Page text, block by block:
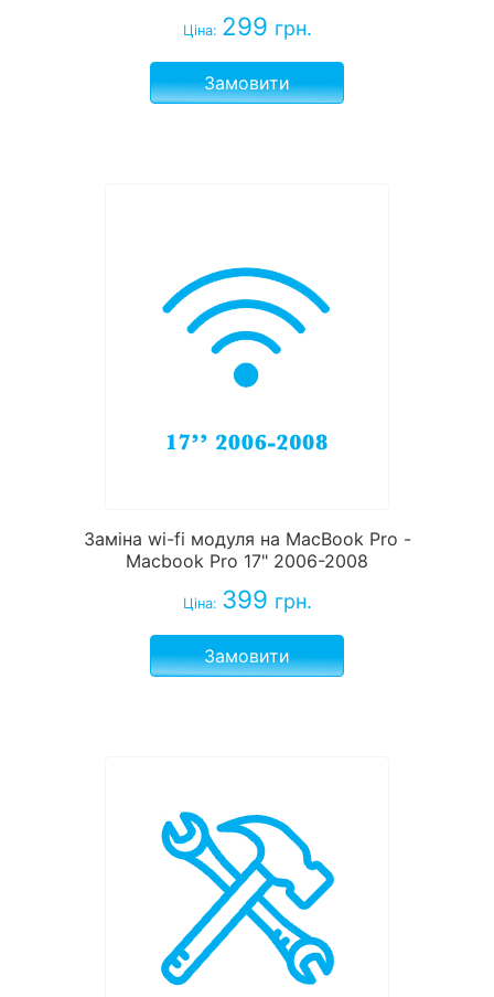
Ціна: 299 грн.
Замовити
Заміна wi-fi модуля на MacBook Pro -
Macbook Pro 17" 2006-2008
Ціна: 399 грн.
Замовити